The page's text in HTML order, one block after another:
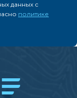
данных с
политике